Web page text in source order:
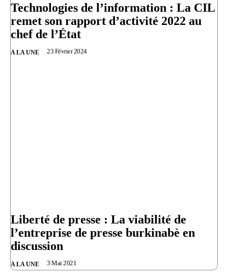
Technologies de l’information : La CIL
remet son rapport d’activité 2022 au
chef de l’État
A LA UNE 23 Février 2024
Liberté de presse : La viabilité de
l’entreprise de presse burkinabè en
discussion
A LA UNE 3 Mai 2021